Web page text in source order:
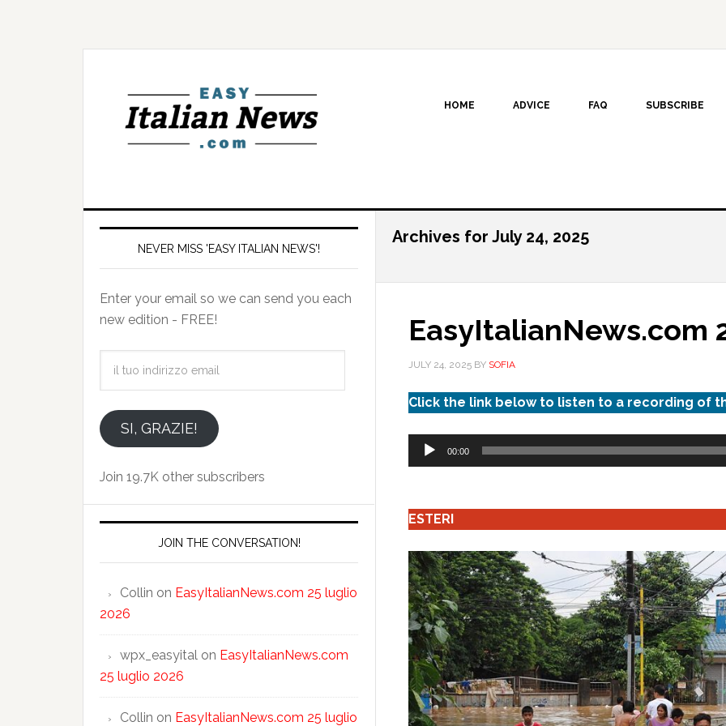
HOME ADVICE FAQ SUBSCRIBE
Archives for July 24, 2025
EasyItalianNews.com
JULY 24, 2025 BY SOFIA
Click the link below to listen to a recording of
Audio
Player
00:00
ESTERI
NEVER MISS 'EASY ITALIAN NEWS'!
Enter your email so we can send you each
new edition - FREE!
emailSI, GRAZIE!
Join 19.7K other subscribers
JOIN THE CONVERSATION!
Collin on EasyItalianNews.com 25 luglio
2026
wpx_easyital on EasyItalianNews.com
25 luglio 2026
Collin on EasyItalianNews.com 25 luglio